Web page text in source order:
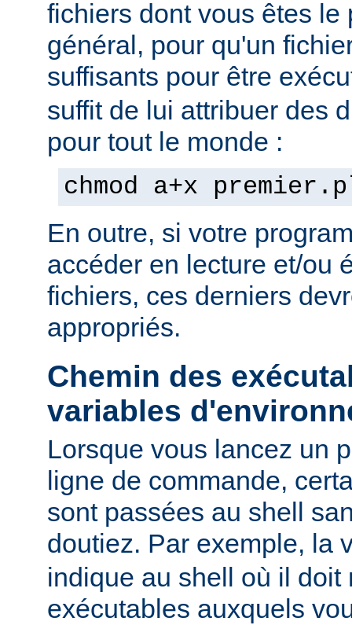
fichiers dont vous êtes le
général, pour qu'un
suffisants pour être
suffit de lui attribuer des
pour tout le monde :
chmod a+x
En outre, si votre
accéder en lecture et/ou
fichiers, ces derniers
appropriés.
Chemin des
variables
Lorsque vous lancez un
ligne de commande,
sont passées au shell
doutiez. Par exemple, la
indique au shell où il doit
exécutables auxquels